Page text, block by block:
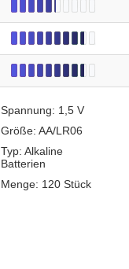
Spannung: 1,5 V
Größe: AA/LR06
Typ: Alkaline
Batterien
Menge: 120 Stück